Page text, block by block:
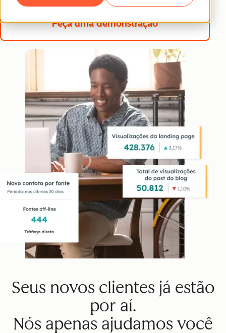
Peça uma demonstração
Seus novos clientes já estão
por aí.
Nós apenas ajudamos você